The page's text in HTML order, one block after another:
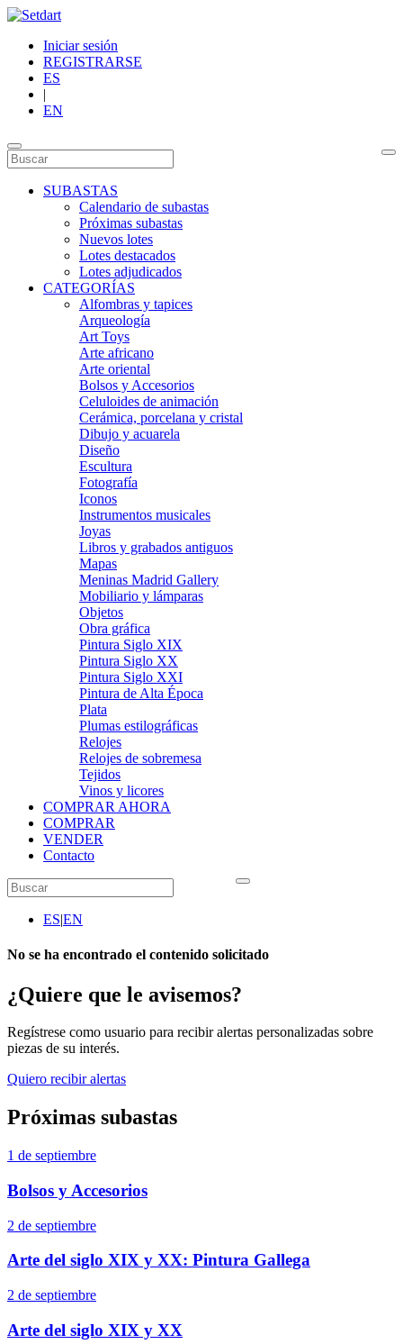
Iniciar sesión
REGISTRARSE
ES
|
EN
SUBASTAS
Calendario de subastas
Próximas subastas
Nuevos lotes
Lotes destacados
Lotes adjudicados
CATEGORÍAS
Alfombras y tapices
Arqueología
Art Toys
Arte africano
Arte oriental
Bolsos y Accesorios
Celuloides de animación
Cerámica, porcelana y cristal
Dibujo y acuarela
Diseño
Escultura
Fotografía
Iconos
Instrumentos musicales
Joyas
Libros y grabados antiguos
Mapas
Meninas Madrid Gallery
Mobiliario y lámparas
Objetos
Obra gráfica
Pintura Siglo XIX
Pintura Siglo XX
Pintura Siglo XXI
Pintura de Alta Época
Plata
Plumas estilográficas
Relojes
Relojes de sobremesa
Tejidos
Vinos y licores
COMPRAR AHORA
COMPRAR
VENDER
Contacto
ES|EN
No se ha encontrado el contenido solicitado
¿Quiere que le avisemos?
Regístrese como usuario para recibir alertas personalizadas sobre
piezas de su interés.
Quiero recibir alertas
Próximas subastas
1 de septiembre
Bolsos y Accesorios
2 de septiembre
Arte del siglo XIX y XX: Pintura Gallega
2 de septiembre
Arte del siglo XIX y XX